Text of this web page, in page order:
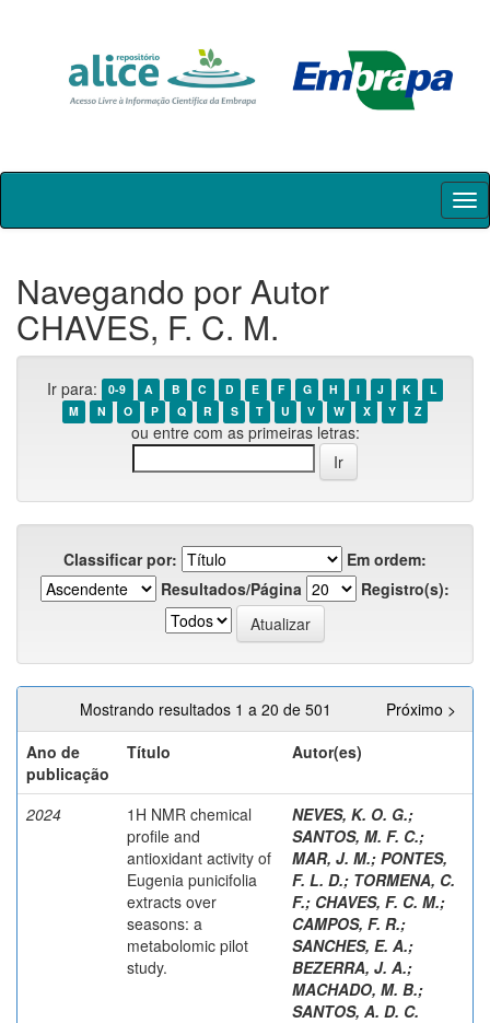
Skip
Navegando por Autor
CHAVES, F. C. M.
Ir para: 0-9 A B C D E F G H I J K
L
M
N O P Q R S T U V W X Y Z
ou entre com as primeiras letras:
Classificar por:
Em ordem:
Resultados/Página
Registro(s):
Mostrando resultados 1 a 20 de 501
Próximo >
Ano de
publicação
Título Autor(es)
2024
1H NMR chemical
profile and
antioxidant activity of
Eugenia punicifolia
extracts over
seasons: a
metabolomic pilot
study.
NEVES, K. O. G.;
SANTOS, M. F. C.;
MAR, J. M.; PONTES,
F. L. D.; TORMENA, C.
F.; CHAVES, F. C. M.;
CAMPOS, F. R.;
SANCHES, E. A.;
BEZERRA, J. A.;
MACHADO, M. B.;
SANTOS, A. D. C.